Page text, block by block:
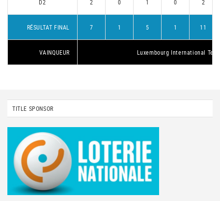
D2 2 0 1 0 2
RÉSULTAT FINAL 7 1 5 1 11
VAINQUEUR Luxembourg International
TITLE SPONSOR